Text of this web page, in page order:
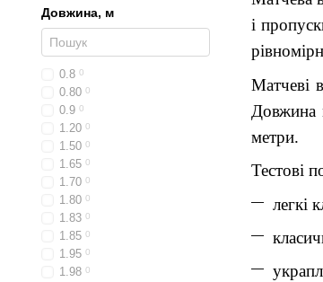
і
Матчеві
Довжина
метри.
Тестові
легкі
Довжина, м
0.8 0
0.80 0
0.9 0
1.20 0
1.50 0
1.65 0
1.70 0
1.80 0
1.83 0
1.85 0
1.95 0
1.98 0